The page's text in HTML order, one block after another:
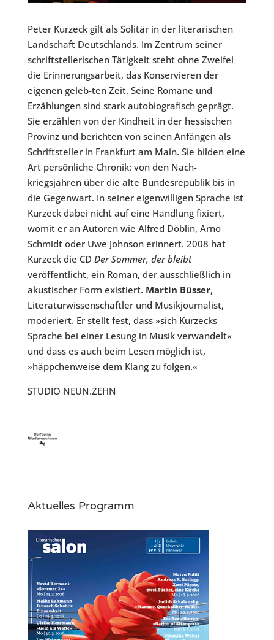
Peter Kurzeck gilt als Solitär in der literarischen
Landschaft Deutschlands. Im Zentrum seiner
schriftstellerischen Tätigkeit steht ohne Zweifel
die Erinnerungsarbeit, das Konservieren der
eigenen geleb-ten Zeit. Seine Romane und
Erzählungen sind stark autobiografisch geprägt.
Sie erzählen von der Kindheit in der hessischen
Provinz und berichten von seinen Anfängen als
Schriftsteller in Frankfurt am Main. Sie bilden eine
Art persönliche Chronik: von den Nach-
kriegsjahren über die alte Bundesrepublik bis in
die Gegenwart. In seiner eigenwilligen Sprache ist
Kurzeck dabei nicht auf eine Handlung fixiert,
womit er an Autoren wie Alfred Döblin, Arno
Schmidt oder Uwe Johnson erinnert. 2008 hat
Kurzeck die CD Der Sommer, der bleibt
veröffentlicht, ein Roman, der ausschließlich in
akustischer Form existiert. Martin Büsser,
Literaturwissenschaftler und Musikjournalist,
moderiert. Er stellt fest, dass »sich Kurzecks
Sprache bei einer Lesung in Musik verwandelt«
und dass es auch beim Lesen möglich ist,
»häppchenweise dem Klang zu folgen.«
STUDIO NEUN.ZEHN
Aktuelles Programm